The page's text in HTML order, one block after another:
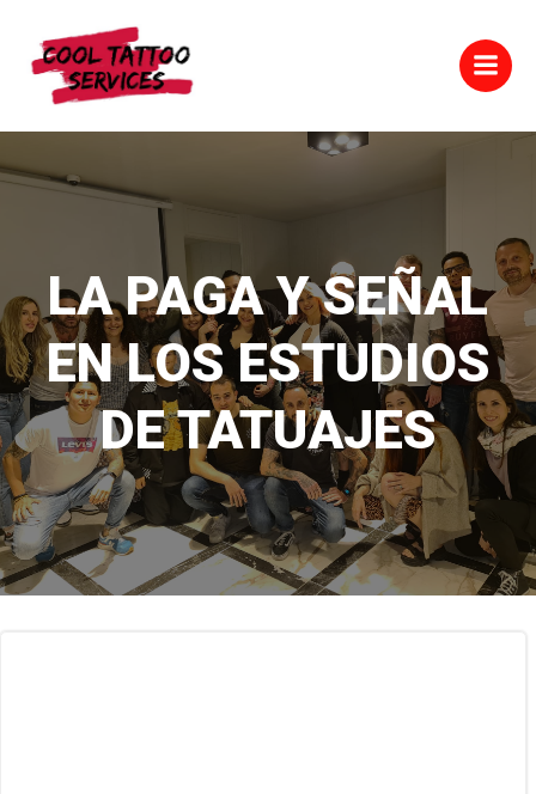
LA PAGA Y SEÑAL
EN LOS ESTUDIOS
DE TATUAJES